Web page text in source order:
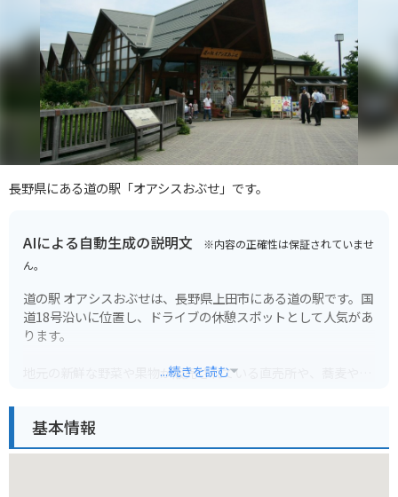
長野県にある道の駅「オアシスおぶせ」です。
AIによる自動生成の説明文 ※内容の正確性は保証されていませ
ん。
道の駅 オアシスおぶせは、長野県上田市にある道の駅です。国
道18号沿いに位置し、ドライブの休憩スポットとして人気があ
ります。
地元の新鮮な野菜や果物が販売されている直売所や、蕎麦やう
バイクで訪れる場合、駐車場も広く停めやすいので安心です。
...続きを読む
基本情報